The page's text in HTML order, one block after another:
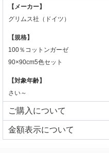
【メーカー】
グリムス社（ドイツ）
【規格】
100％コットンガーゼ
90×90cm5色セット
【対象年齢】
さい～
ご購入について
⾦額表⽰について